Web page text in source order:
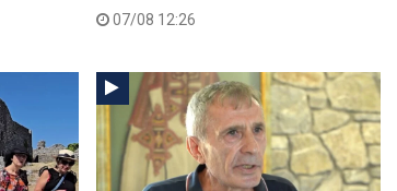
07/08 12:26